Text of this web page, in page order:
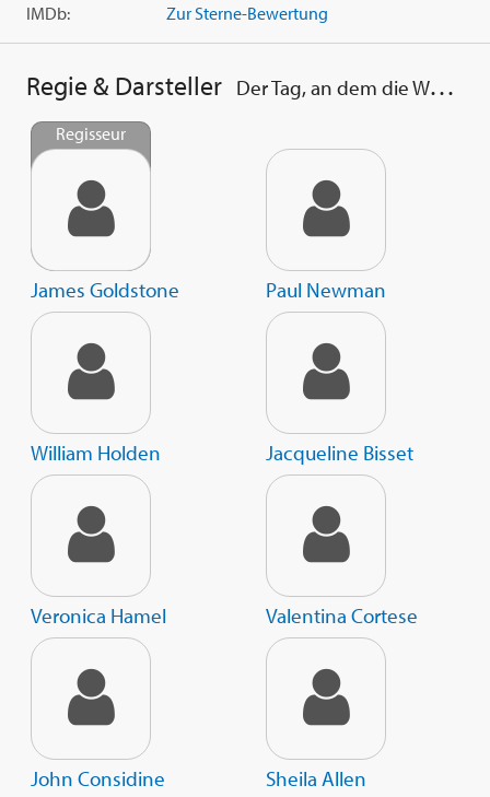
IMDb: Zur Sterne-Bewertung
Regie & Darsteller Der Tag, an dem die Welt unterging
Regisseur
James Goldstone Paul Newman
William Holden Jacqueline Bisset
Veronica Hamel Valentina Cortese
John Considine Sheila Allen